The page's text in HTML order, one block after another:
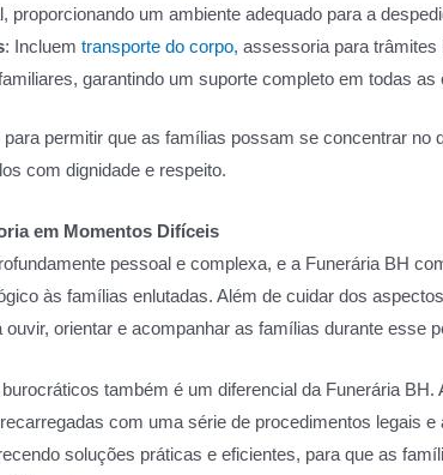
proporcionando um ambiente adequado para a
: Incluem transporte do corpo, assessoria para
garantindo um suporte completo em todas as
permitir que as famílias possam se concentrar no
com dignidade e respeito.
em Momentos Difíceis
pessoal e complexa, e a Funerária BH
às famílias enlutadas. Além de cuidar dos
orientar e acompanhar as famílias durante esse
também é um diferencial da Funerária BH.
com uma série de procedimentos legais
soluções práticas e eficientes, para que as